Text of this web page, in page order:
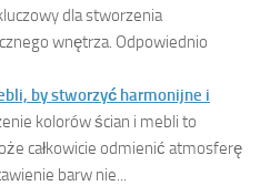
dla stworzenia
wnętrza. Odpowiednio
by stworzyć harmonijne i
kolorów ścian i mebli to
całkowicie odmienić atmosferę
barw nie...